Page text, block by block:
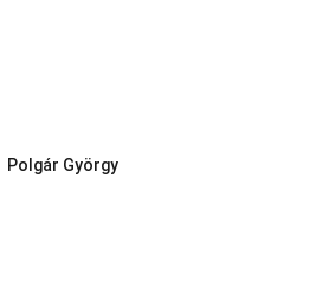
Polgár György